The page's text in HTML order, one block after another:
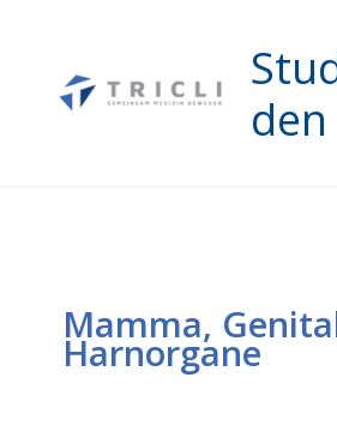
den
Mamma,
Harnorgane